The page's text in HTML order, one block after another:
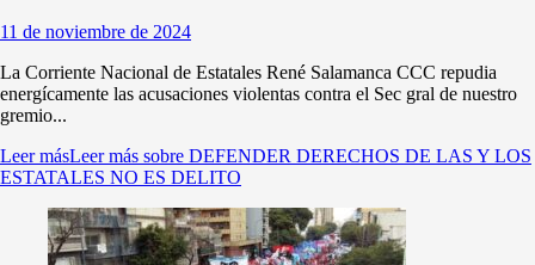
11 de noviembre de 2024
La Corriente Nacional de Estatales René Salamanca CCC repudia
energícamente las acusaciones violentas contra el Sec gral de nuestro
gremio...
Leer másLeer más sobre DEFENDER DERECHOS DE LAS Y LOS
ESTATALES NO ES DELITO